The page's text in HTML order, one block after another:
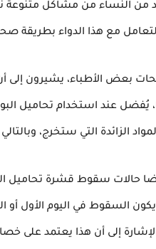
من النساء من مشاكل متنوعة
مع هذا الدواء بطريقة
بعض الأطباء، يشيرون إلى
يُفضل عند استخدام تحاميل
الزائدة التي ستخرج،
حالات سقوط قشرة تحاميل
السقوط في اليوم الأول أو
إلى أن هذا يعتمد على